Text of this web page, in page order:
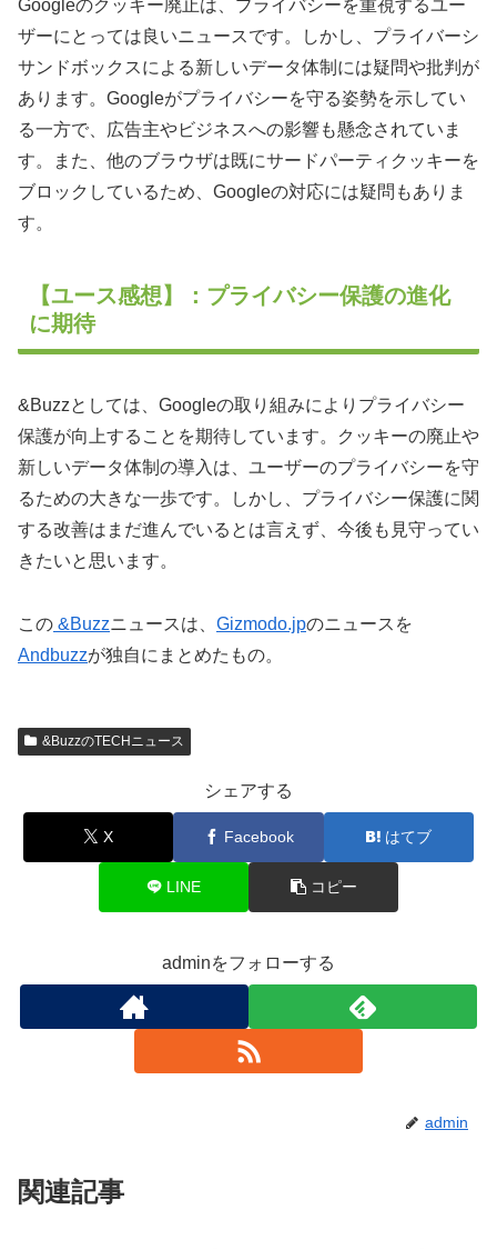
Googleのクッキー廃止は、プライバシーを重視するユー
ザーにとっては良いニュースです。しかし、プライバーシ
サンドボックスによる新しいデータ体制には疑問や批判が
あります。Googleがプライバシーを守る姿勢を示してい
る一方で、広告主やビジネスへの影響も懸念されていま
す。また、他のブラウザは既にサードパーティクッキーを
ブロックしているため、Googleの対応には疑問もありま
す。
【ユース感想】：プライバシー保護の進化
に期待
&Buzzとしては、Googleの取り組みによりプライバシー
保護が向上することを期待しています。クッキーの廃止や
新しいデータ体制の導入は、ユーザーのプライバシーを守
るための大きな一歩です。しかし、プライバシー保護に関
する改善はまだ進んでいるとは言えず、今後も見守ってい
きたいと思います。
この &Buzzニュースは、 Gizmodo.jpのニュースを
Andbuzzが独自にまとめたもの。
&BuzzのTECHニュース
シェアする
X Facebook はてブ
LINE コピー
adminをフォローする
admin
関連記事